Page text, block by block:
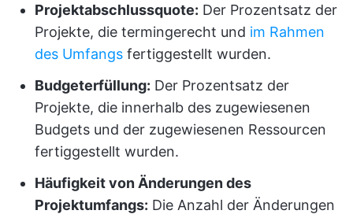
Projektabschlussquote: Der Prozentsatz der
Projekte, die termingerecht und im Rahmen
des Umfangs fertiggestellt wurden.
Budgeterfüllung: Der Prozentsatz der
Projekte, die innerhalb des zugewiesenen
Budgets und der zugewiesenen Ressourcen
fertiggestellt wurden.
Häufigkeit von Änderungen des
Projektumfangs: Die Anzahl der Änderungen